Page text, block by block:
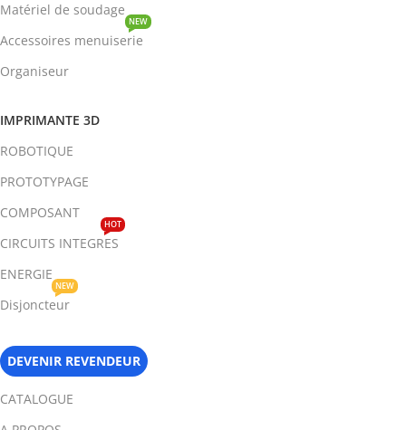
Matériel de soudage
Accessoires menuiserie
NEW
Organiseur
IMPRIMANTE 3D
ROBOTIQUE
PROTOTYPAGE
COMPOSANT
CIRCUITS INTEGRES
HOT
ENERGIE
Disjoncteur
NEW
DEVENIR REVENDEUR
CATALOGUE